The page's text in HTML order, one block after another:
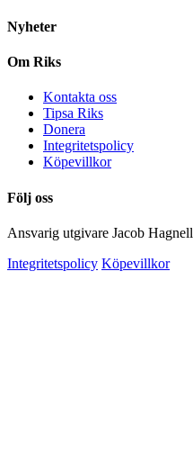
Nyheter
Om Riks
Kontakta oss
Tipsa Riks
Donera
Integritetspolicy
Köpevillkor
Följ oss
Ansvarig utgivare Jacob Hagnell
Integritetspolicy Köpevillkor